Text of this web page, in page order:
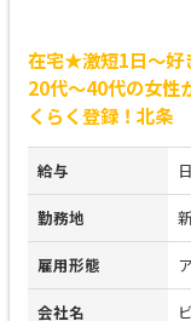
在宅★激短1日～好
20代～40代の女性
くらく登録！北条
給与
勤務地
雇用形態
会社名